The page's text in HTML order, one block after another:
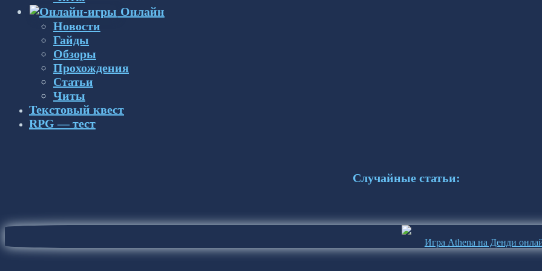
Онлайн
Новости
Гайды
Обзоры
Прохождения
Статьи
Читы
Текстовый квест
RPG — тест
Случайные статьи:
Игра Athena на Денди